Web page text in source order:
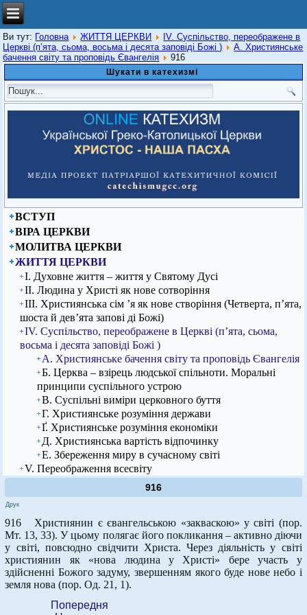
Ви тут: Головна ЖИТТЯ ЦЕРКВИ
IV. Суспільство, переображене в
Церкві (п’ята, сьома, восьма і десята заповіді Божі )
А. Християнське
бачення світу та проповідь Євангелія
916
Шукати в катехизмі
ВСТУП
ВІРА ЦЕРКВИ
МОЛИТВА ЦЕРКВИ
ЖИТТЯ ЦЕРКВИ
І. Духовне життя – життя у Святому Дусі
ІІ. Людина у Христі як нове сотворіння
ІІІ. Християнська сім ’я як нове створіння (Четверта, п’ята,
шоста й дев’ята запові ді Божі)
IV. Суспільство, переображене в Церкві (п’ята, сьома,
восьма і десята заповіді Божі )
А. Християнське бачення світу та проповідь Євангелія
Б. Церква – взірець людської спільноти. Моральні
принципи суспільного устрою
В. Суспільні виміри церковного буття
Г. Християнське розуміння держави
Ґ. Християнське розуміння економіки
Д. Християнська вартість відпочинку
Е. Збереження миру в сучасному світі
V. Переображення всесвіту
916
Друк
916 Християнин є євангельською «закваскою» у світі (пор.
Мт. 13, 33). У цьому полягає його покликання – активно діючи
у світі, повсюдно свідчити Христа. Через діяльність у світі
християнин як «нова людина у Христі» бере участь у
здійсненні Божого задуму, звершенням якого буде нове небо і
земля нова (пор. Од. 21, 1).
Попередня